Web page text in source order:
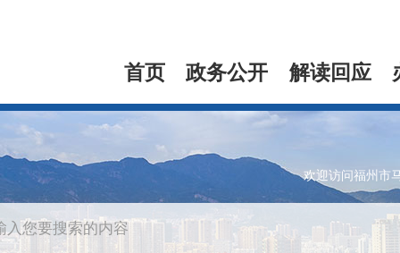
首页 政务公开 解读回应
欢迎访问福州市